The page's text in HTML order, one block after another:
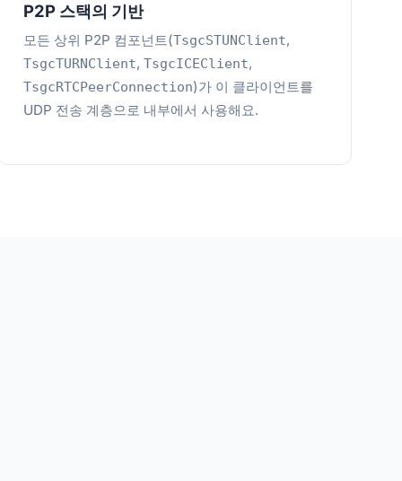
P2P 스택의 기반
모든 상위 P2P 컴포넌트(TsgcSTUNClient,
TsgcTURNClient,TsgcICEClient,
TsgcRTCPeerConnection)가 이 클라이언트를
UDP 전송 계층으로 내부에서 사용해요.